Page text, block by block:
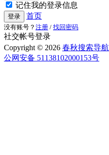
记住我的登录信息
登录 首页
没有账号？ 注册 / 找回密码
社交帐号登录
Copyright © 2026 春秋搜索导航
公网安备 51138102000153号